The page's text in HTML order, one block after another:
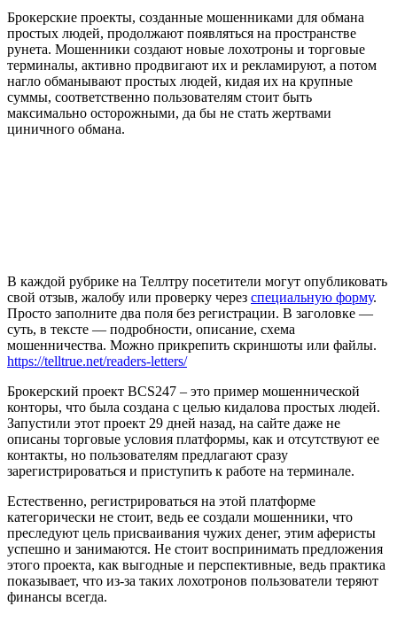
Брокерские проекты, созданные мошенниками для обмана
простых людей, продолжают появляться на пространстве
рунета. Мошенники создают новые лохотроны и торговые
терминалы, активно продвигают их и рекламируют, а потом
нагло обманывают простых людей, кидая их на крупные
суммы, соответственно пользователям стоит быть
максимально осторожными, да бы не стать жертвами
циничного обмана.
В каждой рубрике на Теллтру посетители могут опубликовать
свой отзыв, жалобу или проверку через специальную форму.
Просто заполните два поля без регистрации. В заголовке —
суть, в тексте — подробности, описание, схема
мошенничества. Можно прикрепить скриншоты или файлы.
https://telltrue.net/readers-letters/
Брокерский проект BCS247 – это пример мошеннической
конторы, что была создана с целью кидалова простых людей.
Запустили этот проект 29 дней назад, на сайте даже не
описаны торговые условия платформы, как и отсутствуют ее
контакты, но пользователям предлагают сразу
зарегистрироваться и приступить к работе на терминале.
Естественно, регистрироваться на этой платформе
категорически не стоит, ведь ее создали мошенники, что
преследуют цель присваивания чужих денег, этим аферисты
успешно и занимаются. Не стоит воспринимать предложения
этого проекта, как выгодные и перспективные, ведь практика
показывает, что из-за таких лохотронов пользователи теряют
финансы всегда.